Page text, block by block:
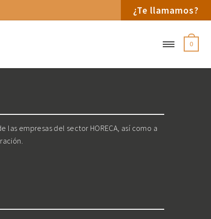
¿Te llamamos?
0
empresas del sector HORECA, así como a